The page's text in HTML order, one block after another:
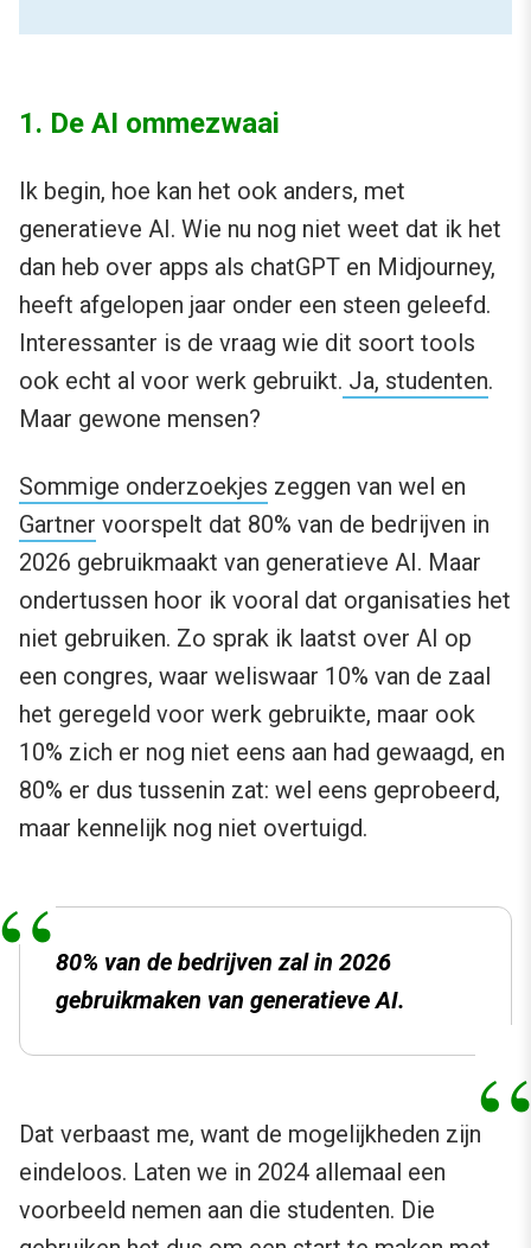
1. De AI ommezwaai
Ik begin, hoe kan het ook anders, met
generatieve AI. Wie nu nog niet weet dat ik het
dan heb over apps als chatGPT en Midjourney,
heeft afgelopen jaar onder een steen geleefd.
Interessanter is de vraag wie dit soort tools
ook echt al voor werk gebruikt. Ja, studenten.
Maar gewone mensen?
Sommige onderzoekjes zeggen van wel en
Gartner voorspelt dat 80% van de bedrijven in
2026 gebruikmaakt van generatieve AI. Maar
ondertussen hoor ik vooral dat organisaties het
niet gebruiken. Zo sprak ik laatst over AI op
een congres, waar weliswaar 10% van de zaal
het geregeld voor werk gebruikte, maar ook
10% zich er nog niet eens aan had gewaagd, en
80% er dus tussenin zat: wel eens geprobeerd,
maar kennelijk nog niet overtuigd.
80% van de bedrijven zal in 2026
gebruikmaken van generatieve AI.
Dat verbaast me, want de mogelijkheden zijn
eindeloos. Laten we in 2024 allemaal een
voorbeeld nemen aan die studenten. Die